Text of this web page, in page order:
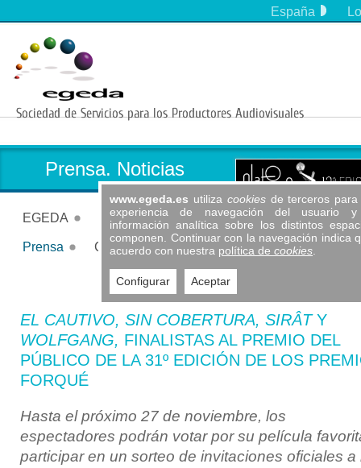
www.egeda.es utiliza cookiesde terceros para
experiencia de navegación del usuario y
información analítica sobre los distintos
componen. Continuar con la navegación indica
acuerdo con nuestra política de cookies
Configurar Aceptar
España
EGEDA Colombia
EGEDA España
EGEDA México
EGEDA Panamá
EGEDA Perú
EGEDA Uruguay
EGEDA Us
EGEDA
Quiénes somos Funciones Estatutos Cuentas Legislación
Servicios Actividades
Formación Publicaciones Antipiratería
Festivales y premios
Premio José María Forqué
Iberseries & Platino Industria
Información
Información legal (TRLPI) Código ético
Prensa
Agenda audiovisual Dosieres de prensa Vídeos
Contacto
Procedimiento de quejas y reclamaciones
Socios
Hazte Socio Circulares y documentación
Prensa. Noticias
EL CAUTIVO, SIN COBERTURA, SIRÂTY
WOLFGANG, FINALISTAS AL PREMIO DEL
PÚBLICO DE LA 31º EDICIÓN DE LOS
FORQUÉ
Hasta el próximo 27 de noviembre, los
espectadores podrán votar por su película
participar en un sorteo de invitaciones oficiales a